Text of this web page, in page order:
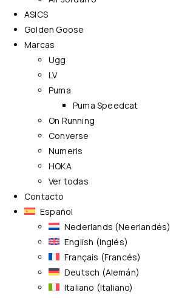
ASICS
Golden Goose
Marcas
Ugg
LV
Puma
Puma Speedcat
On Running
Converse
Numeris
HOKA
Ver todas
Contacto
Español
Nederlands (Neerlandés)
English (Inglés)
Français (Francés)
Deutsch (Alemán)
Italiano (Italiano)